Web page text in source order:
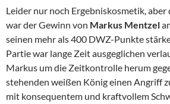
Leider nur noch Ergebniskosmetik, aber
war der Gewinn von Markus Mentzel
seinen mehr als 400 DWZ-Punkte
Partie war lange Zeit ausgeglichen
Markus um die Zeitkontrolle herum
stehenden weißen König einen Angriff
mit konsequentem und kraftvollem